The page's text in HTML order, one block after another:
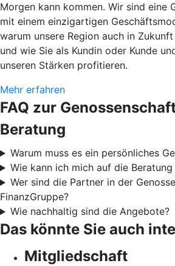
Morgen kann kommen. Wir sind eine
mit einem einzigartigen
warum unsere Region auch in
und wie Sie als Kundin oder Kunde
unseren Stärken profitieren.
Mehr erfahren
FAQ zur
Beratung
Warum muss es ein persönliches
Wie kann ich mich auf die
Wer sind die Partner in der
FinanzGruppe?
Wie nachhaltig sind die Angebote?
Das könnte Sie auch
Mitgliedschaft